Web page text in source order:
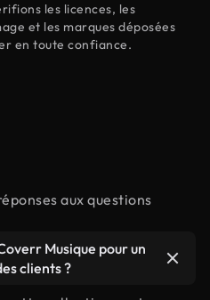
les licences, les
et les marques déposées
en toute confiance.
aux questions
Musique pour un
clients ?